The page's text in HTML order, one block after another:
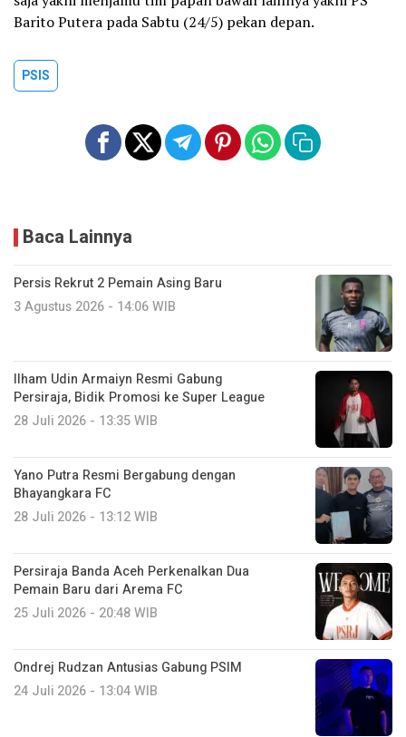
Barito Putera pada Sabtu (24/5) pekan depan.
PSIS
Baca Lainnya
Persis Rekrut 2 Pemain Asing Baru
3 Agustus 2026 - 14:06 WIB
Ilham Udin Armaiyn Resmi Gabung
Persiraja, Bidik Promosi ke Super League
28 Juli 2026 - 13:35 WIB
Yano Putra Resmi Bergabung dengan
Bhayangkara FC
28 Juli 2026 - 13:12 WIB
Persiraja Banda Aceh Perkenalkan Dua
Pemain Baru dari Arema FC
25 Juli 2026 - 20:48 WIB
Ondrej Rudzan Antusias Gabung PSIM
24 Juli 2026 - 13:04 WIB